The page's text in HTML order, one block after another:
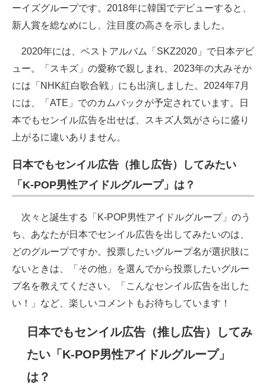
ーイズグループです。2018年に韓国でデビューすると、
新人賞を総なめにし、注目度の高さを示しました。
2020年には、ベストアルバム「SKZ2020」で日本デビ
ュー。「スキズ」の愛称で親しまれ、2023年の大みそか
には「NHK紅白歌合戦」にも出演しました。2024年7月
には、「ATE」でのカムバックが予定されています。日
本でもセンイル広告を出せば、スキズ人気がさらに盛り
上がるに違いありません。
日本でもセンイル広告（推し広告）してみたい
「K-POP男性アイドルグループ」は？
次々と誕生する「K-POP男性アイドルグループ」のう
ち、あなたが日本でセンイル広告を出してみたいのは、
どのグループですか。投票したいグループ名が選択肢に
ないときは、「その他」を選んでから投票したいグルー
プ名を教えてください。「こんなセンイル広告を出した
い！」など、楽しいコメントもお待ちしています！
日本でもセンイル広告（推し広告）してみ
たい「K-POP男性アイドルグループ」
は？